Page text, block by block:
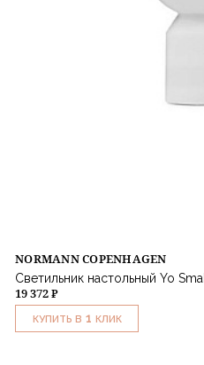
NORMANN COPENHAGEN
Светильник настольный Yo Small
19 372 ₽
КУПИТЬ В 1 КЛИК